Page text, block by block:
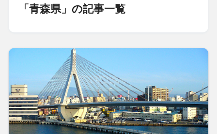
「青森県」の記事一覧